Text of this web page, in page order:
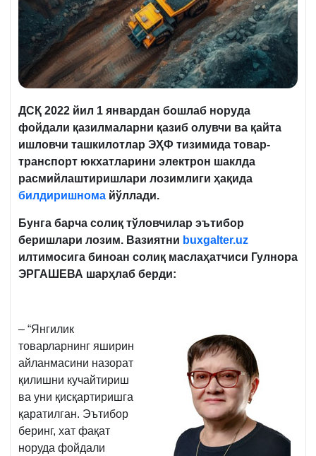
ДСҚ 2022 йил 1 январдан бошлаб норуда
фойдали қазилмаларни қазиб олувчи ва қайта
ишловчи ташкилотлар ЭҲФ тизимида товар-
транспорт юкхатларини электрон шаклда
расмийлаштиришлари лозимлиги ҳақида
билдиришнома йўллади.
Бунга барча солиқ тўловчилар эътибор
беришлари лозим. Вазиятни buxgalter.uz
илтимосига биноан солиқ маслаҳатчиси Гулнора
ЭРГАШЕВА шарҳлаб берди:
– “Янгилик
товарларнинг яширин
айланмасини назорат
қилишни кучайтириш
ва уни қисқартиришга
қаратилган. Эътибор
беринг, хат фақат
норуда фойдали